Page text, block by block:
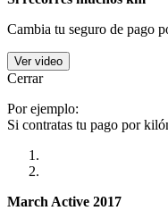
Cambia tu seguro de pago
Ver video
Cerrar
Por ejemplo:
Si contratas tu pago por
March Active 2017